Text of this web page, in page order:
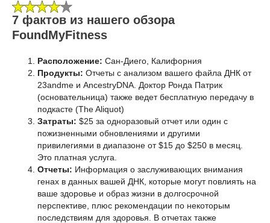
7 фактов из нашего обзора
FoundMyFitness
Расположение: Сан-Диего, Калифорния
Продукты: Отчеты с анализом вашего файла ДНК от
23andme и AncestryDNA. Доктор Ронда Патрик
(основательница) также ведет бесплатную передачу в
подкасте (The Aliquot)
Затраты: $25 за одноразовый отчет или один с
пожизненными обновлениями и другими
привилегиями в диапазоне от $15 до $250 в месяц.
Это платная услуга.
Отчеты: Информация о заслуживающих внимания
генах в данных вашей ДНК, которые могут повлиять на
ваше здоровье и образ жизни в долгосрочной
перспективе, плюс рекомендации по некоторым
последствиям для здоровья. В отчетах также